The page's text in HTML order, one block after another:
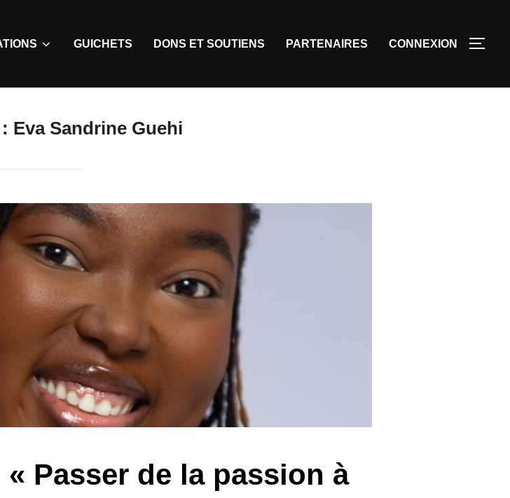
GUICHETS DONS ET SOUTIENS PARTENAIRES CONNEXION
Eva Sandrine Guehi
Passer de la passion à